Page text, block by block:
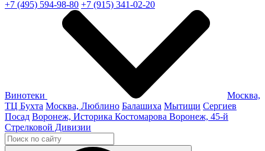
+7 (495) 594-98-80 +7 (915) 341-02-20
Винотеки
Москва,
ТЦ Бухта Москва, Люблино Балашиха Мытищи Сергиев
Посад Воронеж, Историка Костомарова Воронеж, 45-й
Стрелковой Дивизии